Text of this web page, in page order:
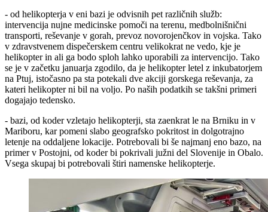
- od helikopterja v eni bazi je odvisnih pet različnih služb:
intervencija nujne medicinske pomoči na terenu, medbolnišnični
transporti, reševanje v gorah, prevoz novorojenčkov in vojska. Tako
v zdravstvenem dispečerskem centru velikokrat ne vedo, kje je
helikopter in ali ga bodo sploh lahko uporabili za intervencijo. Tako
se je v začetku januarja zgodilo, da je helikopter letel z inkubatorjem
na Ptuj, istočasno pa sta potekali dve akciji gorskega reševanja, za
kateri helikopter ni bil na voljo. Po naših podatkih se takšni primeri
dogajajo tedensko.
- bazi, od koder vzletajo helikopterji, sta zaenkrat le na Brniku in v
Mariboru, kar pomeni slabo geografsko pokritost in dolgotrajno
letenje na oddaljene lokacije. Potrebovali bi še najmanj eno bazo, na
primer v Postojni, od koder bi pokrivali južni del Slovenije in Obalo.
Vsega skupaj bi potrebovali štiri namenske helikopterje.